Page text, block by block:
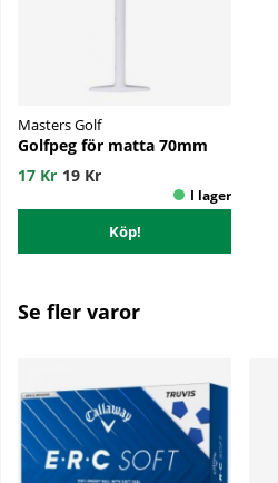
Masters Golf
Golfpeg för matta 70mm
17 Kr 19 Kr
Köp!
Se fler varor